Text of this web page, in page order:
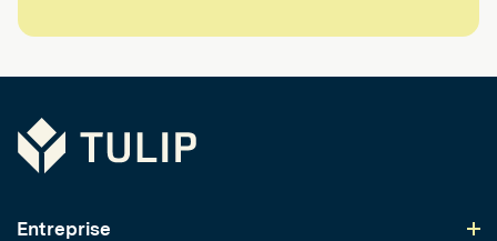
Tulip
Entreprise